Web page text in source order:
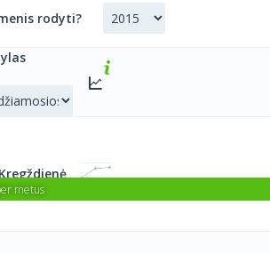
nagrinėjama viena byla?
rodyti?
metus